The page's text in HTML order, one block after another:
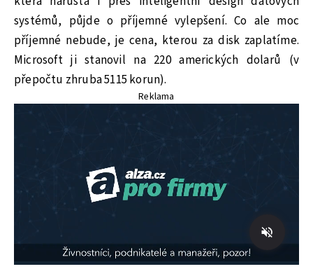
systémů, půjde o příjemné vylepšení. Co ale moc
příjemné nebude, je cena, kterou za disk zaplatíme.
Microsoft ji stanovil na 220 amerických dolarů (v
přepočtu zhruba 5115 korun).
Reklama